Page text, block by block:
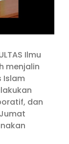
Ilmu
menjalin
Islam
dan